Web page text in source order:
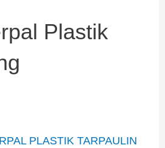
Plastik